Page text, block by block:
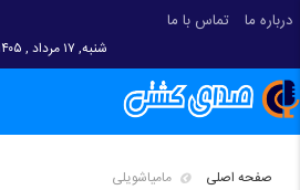
درباره ما تماس با ما
شنبه, ۱۷ مرداد , ۱۴۰۵
صفحه اصلی مامیاشویلی